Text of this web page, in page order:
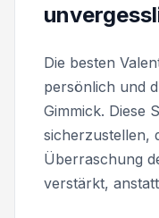
Die besten
persönlich und
Gimmick. Diese
sicherzustellen,
Überraschung
verstärkt,